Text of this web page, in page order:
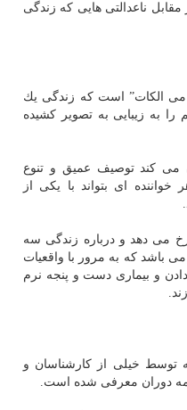
ناعدالتی هایی كه زندگی
می الكات” است كه زندگی یك
را به زیبایی به تصویر كشیده
می كند توصیف عمیق و تنوع
ای بتواند با یكی از
می دهد و درباره زندگی سه
می باشد كه به مرور با واقعیات
و بیماری دست و پنجه نرم
توسط خیلی از كارشناسان و
دوران معرفی شده است.